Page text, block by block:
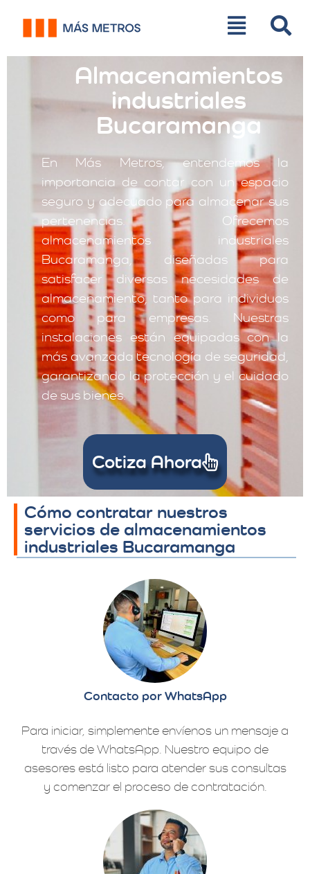
Almacenamientos
industriales
Bucaramanga
En Más Metros, entendemos la
importancia de contar con un espacio
seguro y adecuado para almacenar sus
pertenencias. Ofrecemos
almacenamientos industriales
Bucaramanga, diseñadas para
satisfacer diversas necesidades de
almacenamiento, tanto para individuos
como para empresas. Nuestras
instalaciones están equipadas con la
más avanzada tecnología de seguridad,
garantizando la protección y el cuidado
de sus bienes.
Cotiza Ahora
Cómo contratar nuestros
servicios de almacenamientos
industriales Bucaramanga
Contacto por WhatsApp
Para iniciar, simplemente envíenos un mensaje a
través de WhatsApp. Nuestro equipo de
asesores está listo para atender sus consultas
y comenzar el proceso de contratación.